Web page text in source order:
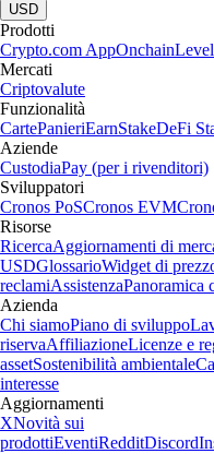
USD
Prodotti
Crypto.com AppOnchain
Mercati
Criptovalute
Funzionalità
CartePanieriEarnStakeDeFi
Aziende
CustodiaPay (per i rivenditori)
Sviluppatori
Cronos PoSCronos EVM
Risorse
RicercaAggiornamenti di
USDGlossarioWidget di
reclamiAssistenzaPanoramica
Azienda
Chi siamoPiano di sviluppo
riservaAffiliazioneLicenze e
assetSostenibilità ambientale
interesse
Aggiornamenti
XNovità sui
prodottiEventiRedditDiscord